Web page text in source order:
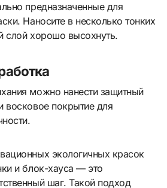
предназначенные для
Наносите в несколько тонких
слой хорошо высохнуть.
можно нанести защитный
восковое покрытие для
экологичных красок
и блок-хауса — это
шаг. Такой подход